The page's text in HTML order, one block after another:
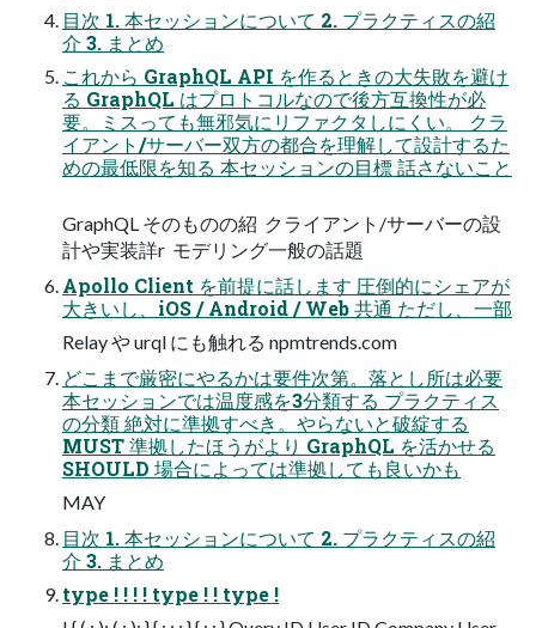
目次 1. 本セッションについて 2. プラクティスの紹
介 3. まとめ
これから GraphQL API を作るときの大失敗を避け
る GraphQL はプロトコルなので後方互換性が必
要。ミスっても無邪気にリファクタしにくい。 クラ
イアント/サーバー双方の都合を理解して設計するた
めの最低限を知る 本セッションの目標 話さないこと
GraphQL そのものの紹  クライアント/サーバーの設
計や実装詳r  モデリング一般の話題
Apollo Client を前提に話します 圧倒的にシェアが
大きいし、iOS / Android / Web 共通 ただし、一部
Relay や urql にも触れる npmtrends.com
どこまで厳密にやるかは要件次第。落とし所は必要
本セッションでは温度感を3分類する プラクティス
の分類 絶対に準拠すべき。やらないと破綻する
MUST 準拠したほうがより GraphQL を活かせる
SHOULD 場合によっては準拠しても良いかも
MAY
目次 1. 本セッションについて 2. プラクティスの紹
介 3. まとめ
type ! ! ! ! type ! ! type !